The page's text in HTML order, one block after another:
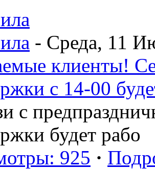
- Среда, 11
клиенты!
с 14-00
с
будет рабо
925 ·